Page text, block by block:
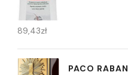
89,43zł
PACO